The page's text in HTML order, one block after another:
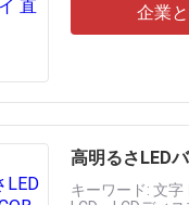
企業
高明るさLED
キーワード: 文字